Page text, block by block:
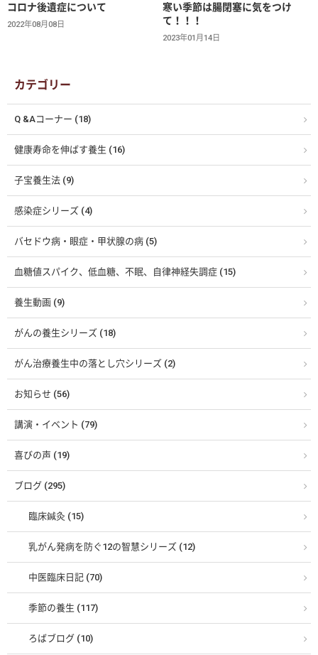
コロナ後遺症について
2022年08月08日
寒い季節は腸閉塞に気をつけ
て！！！
2023年01月14日
カテゴリー
Q &Aコーナー (18)
健康寿命を伸ばす養生 (16)
子宝養生法 (9)
感染症シリーズ (4)
バセドウ病・眼症・甲状腺の病 (5)
血糖値スパイク、低血糖、不眠、自律神経失調症 (15)
養生動画 (9)
がんの養生シリーズ (18)
がん治療養生中の落とし穴シリーズ (2)
お知らせ (56)
講演・イベント (79)
喜びの声 (19)
ブログ (295)
臨床鍼灸 (15)
乳がん発病を防ぐ12の智慧シリーズ (12)
中医臨床日記 (70)
季節の養生 (117)
ろばブログ (10)